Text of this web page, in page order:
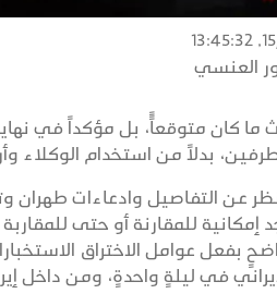
العنسي
ما كان متوقعاًً، بل مؤكداً في
بدلاً من استخدام الوكلاء
عن التفاصيل وادعاءات طهران
إمكانية للمقارنة أو حتى
بفعل عوامل الاختراق
في ليلةٍ واحدةٍ، ومن داخل